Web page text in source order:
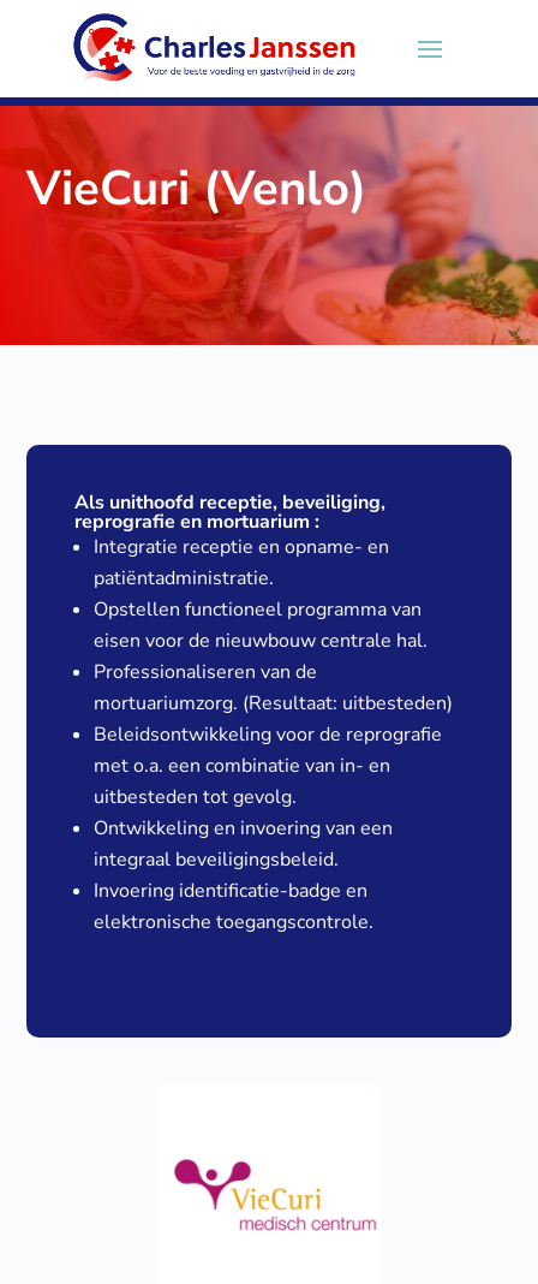
VieCuri (Venlo)
Als unithoofd receptie, beveiliging,
reprografie en mortuarium :
Integratie receptie en opname- en
patiëntadministratie.
Opstellen functioneel programma van
eisen voor de nieuwbouw centrale hal.
Professionaliseren van de
mortuariumzorg. (Resultaat: uitbesteden)
Beleidsontwikkeling voor de reprografie
met o.a. een combinatie van in- en
uitbesteden tot gevolg.
Ontwikkeling en invoering van een
integraal beveiligingsbeleid.
Invoering identificatie-badge en
elektronische toegangscontrole.